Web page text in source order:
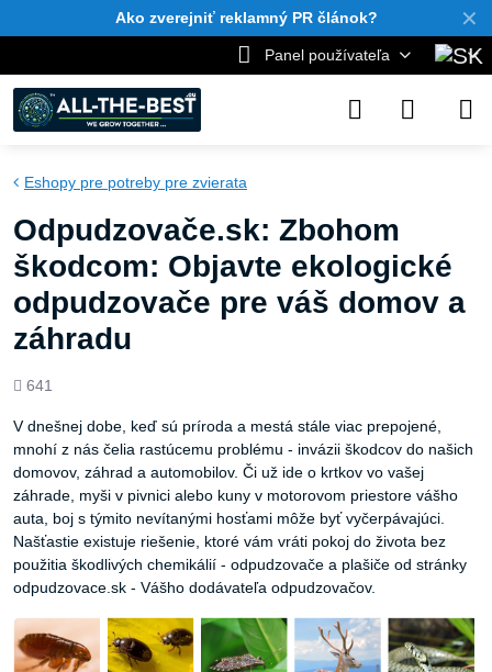
✕
Ako zverejniť reklamný PR článok?
Panel používateľa
Eshopy pre potreby pre zvierata
Odpudzovače.sk: Zbohom
škodcom: Objavte ekologické
odpudzovače pre váš domov a
záhradu
Počet
641
V dnešnej dobe, keď sú príroda a mestá stále viac prepojené,
mnohí z nás čelia rastúcemu problému - invázii škodcov do našich
domovov, záhrad a automobilov. Či už ide o krtkov vo vašej
záhrade, myši v pivnici alebo kuny v motorovom priestore vášho
auta, boj s týmito nevítanými hosťami môže byť vyčerpávajúci.
Našťastie existuje riešenie, ktoré vám vráti pokoj do života bez
použitia škodlivých chemikálií - odpudzovače a plašiče od stránky
odpudzovace.sk - Vášho dodávateľa odpudzovačov.